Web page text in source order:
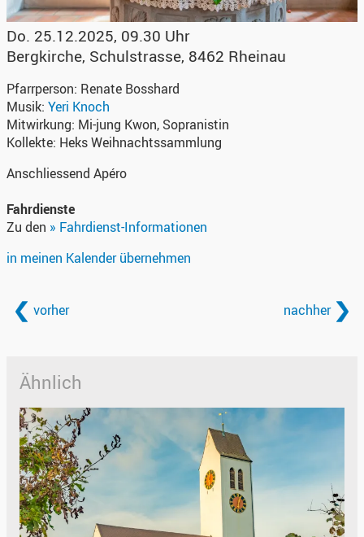
Do. 25.12.2025, 09.30 Uhr
Bergkirche, Schulstrasse, 8462 Rheinau
Pfarrperson: Renate Bosshard
Musik: Yeri Knoch
Mitwirkung: Mi-jung Kwon, Sopranistin
Kollekte: Heks Weihnachtssammlung
Anschliessend Apéro
Fahrdienste
Zu den » Fahrdienst-Informationen
in meinen Kalender übernehmen
vorher nachher
Ähnlich